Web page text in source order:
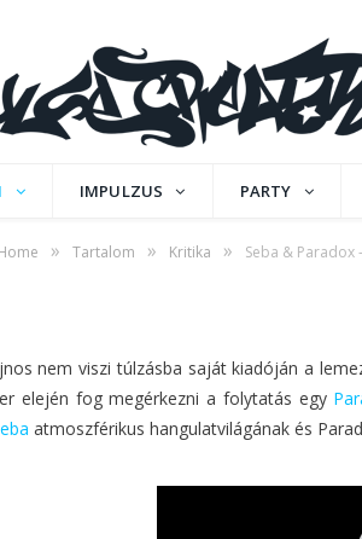
IMPULZUS PARTY
» Tartalom » Kritika » Seba & Paradox
& Paradox –
Ops.)
on 2014. NOVEMBER 29. 0 COMMENTS
nem viszi túlzásba saját kiadóján a
elején fog megérkezni a folytatás egy
atmoszférikus hangulatvilágának és